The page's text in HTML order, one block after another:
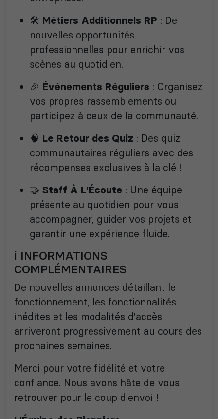
🛠️ Métiers Additionnels RP : De
nouvelles opportunités
professionnelles pour enrichir vos
scènes au quotidien.
🎉 Événements Réguliers : Organisez
vos propres rassemblements ou
participez à ceux de la communauté.
🧠 Le Retour des Quiz : Des quiz
communautaires réguliers avec des
récompenses exclusives à la clé !
🤝 Staff À L'Écoute : Une équipe
présente au quotidien pour vous
accompagner, guider vos projets et
garantir une expérience fluide.
ℹ️ INFORMATIONS
COMPLÉMENTAIRES
De nouvelles annonces détaillant le
fonctionnement, les fonctionnalités
inédites et les modalités d'accès
arriveront progressivement au cours des
prochaines semaines.
Merci pour votre fidélité et votre
confiance. Nous avons hâte de vous
retrouver pour le coup d'envoi !